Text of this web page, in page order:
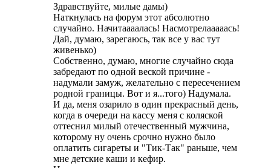
Здравствуйте, милые дамы)
Наткнулась на форум этот абсолютно
случайно. Начитаааалась! Насмотрелааааась!
Дай, думаю, зарегаюсь, так все у вас тут
живенько)
Собственно, думаю, многие случайно сюда
забредают по одной веской причине -
надумали замуж, желательно с пересечением
родной границы. Вот и я...того) Надумала.
И да, меня озарило в один прекрасный день,
когда в очереди на кассу меня с коляской
оттеснил милый отечественный мужчина,
которому ну очень срочно нужно было
оплатить сигареты и "Тик-Так" раньше, чем
мне детские каши и кефир.